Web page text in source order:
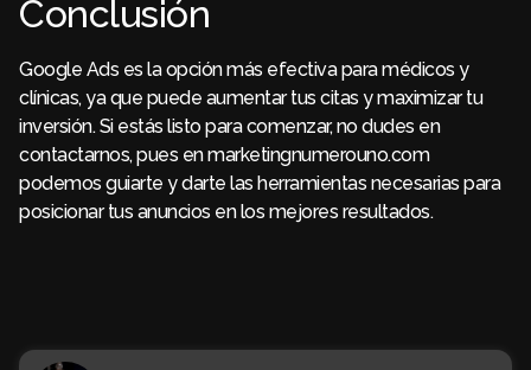
Conclusión
Google Ads es la opción más efectiva para médicos y
clínicas, ya que puede aumentar tus citas y maximizar tu
inversión. Si estás listo para comenzar, no dudes en
contactarnos, pues en marketingnumerouno.com
podemos guiarte y darte las herramientas necesarias para
posicionar tus anuncios en los mejores resultados.